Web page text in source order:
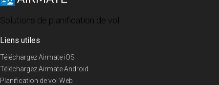
Solutions de planification de vol
Liens utiles
Téléchargez Airmate iOS
Téléchargez Airmate Android
Planification de vol Web